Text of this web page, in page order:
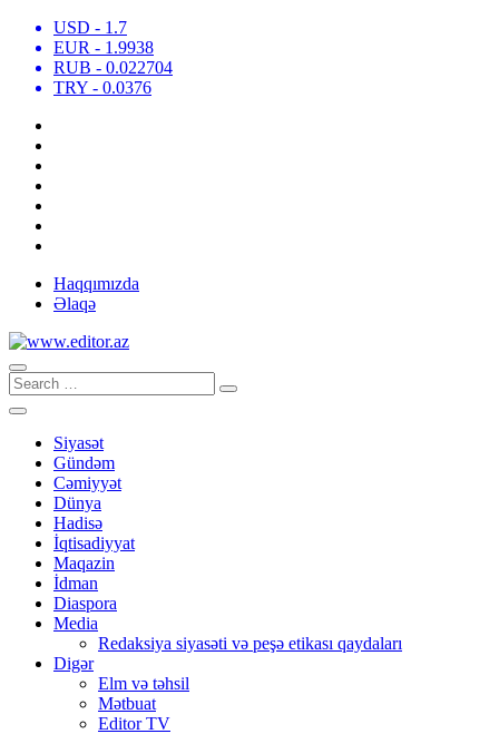
USD - 1.7
EUR - 1.9938
RUB - 0.022704
TRY - 0.0376
Haqqımızda
Əlaqə
Siyasət
Gündəm
Cəmiyyət
Dünya
Hadisə
İqtisadiyyat
Maqazin
İdman
Diaspora
Media
Redaksiya siyasəti və peşə etikası qaydaları
Digər
Elm və təhsil
Mətbuat
Editor TV